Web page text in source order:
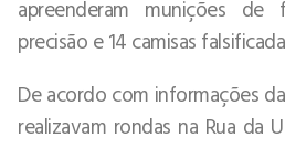
apreenderam munições
precisão e 14 camisas
De acordo com informações
realizavam rondas na Rua da